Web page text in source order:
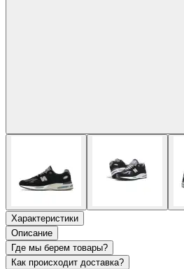
Характеристики
Описание
Где мы берем товары?
Как происходит доставка?